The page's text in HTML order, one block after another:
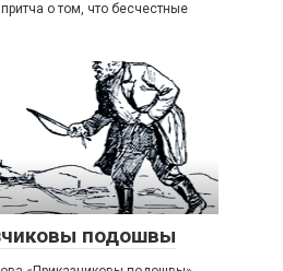
о том, что бесчестные
подошвы